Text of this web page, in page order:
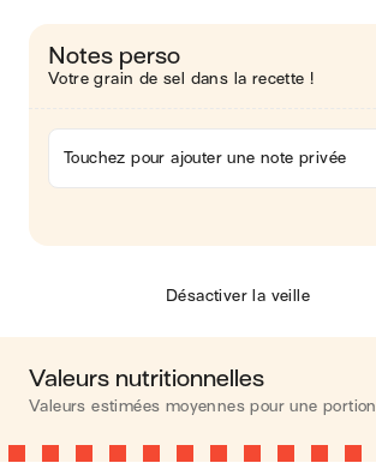
Notes perso
Votre grain de sel dans la recette !
Touchez pour ajouter une note privée
Désactiver la veille
Valeurs nutritionnelles
Valeurs estimées moyennes pour une portion
Calories